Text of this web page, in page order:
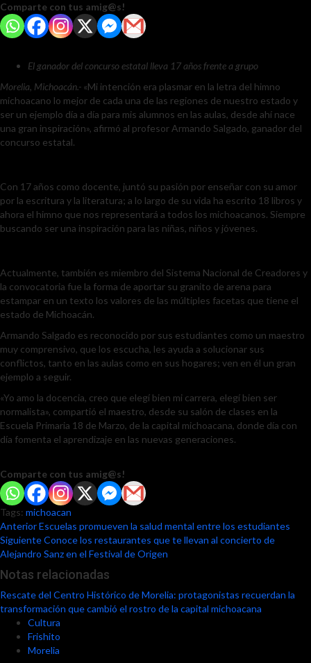
Comparte con tus amig@s!
El ganador del concurso estatal lleva 17 años frente a grupo
Morelia, Michoacán.- «Mi intención era plasmar en la letra del himno
michoacano lo mejor de cada una de las regiones de nuestro estado y
ser un ejemplo día a día para mis alumnos en las aulas, desde ahí nace
una gran inspiración», afirmó al profesor Armando Salgado, ganador del
concurso estatal.
Con 17 años como docente, juntó su pasión por enseñar con su amor
por la escritura y la literatura; a lo largo de su vida ha escrito 18 libros y
ahora el himno que nos representará a todos los michoacanos. Siempre
buscando ser una inspiración para las niñas, niños y jóvenes.
Actualmente, también es miembro del Sistema Nacional de Creadores y
la convocatoria fue la forma de aportar su granito de arena para
estampar en un texto los valores de las múltiples facetas que tiene el
estado de Michoacán.
Armando Salgado es reconocido por sus estudiantes como un maestro
muy comprensivo, que los escucha, les ayuda a solucionar sus
conflictos, tanto en las aulas como en sus hogares; ven en él un gran
ejemplo a seguir.
«Yo amo la docencia, creo que elegí bien mi carrera, elegí bien ser
normalista», compartió el maestro, desde su salón de clases en la
Escuela Primaria 18 de Marzo, de la capital michoacana, donde día con
día fomenta el aprendizaje en las nuevas generaciones.
Comparte con tus amig@s!
Tags: michoacan
Post
navigation
AnteriorEscuelas promueven la salud mental entre los estudiantes
SiguienteConoce los restaurantes que te llevan al concierto de
Alejandro Sanz en el Festival de Origen
Notas relacionadas
Rescate del Centro Histórico de Morelia: protagonistas recuerdan la
transformación que cambió el rostro de la capital michoacana
Cultura
Frishito
Morelia